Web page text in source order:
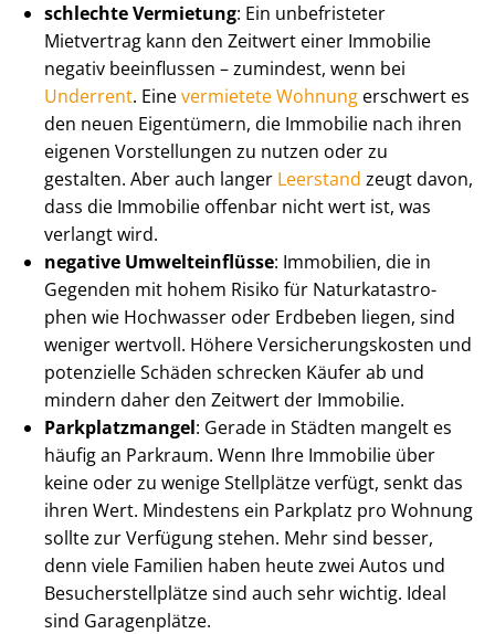
schlechte Vermietung: Ein unbefristeter
Mietvertrag kann den Zeitwert einer Immobilie
negativ beeinflussen – zumindest, wenn bei
Underrent. Einevermietete Wohnung erschwert es
den neuen Eigentümern, die Immobilie nach ihren
eigenen Vorstellungen zu nutzen oder zu
gestalten. Aber auch langer Leerstand zeugt davon,
dass die Immobilie offenbar nicht wert ist, was
verlangt wird.
negative Umwelteinflüsse: Immobilien, die in
Gegenden mit hohem Risiko für Na­tur­ka­ta­stro­
phen wie Hochwasser oder Erdbeben liegen, sind
weniger wertvoll. Höhere Ver­si­che­rungs­kos­ten und
potenzielle Schäden schrecken Käufer ab und
mindern daher den Zeitwert der Immobilie.
Parkplatzmangel: Gerade in Städten mangelt es
häufig an Parkraum. Wenn Ihre Immobilie über
keine oder zu wenige Stellplätze verfügt, senkt das
ihren Wert. Mindestens ein Parkplatz pro Wohnung
sollte zur Verfügung stehen. Mehr sind besser,
denn viele Familien haben heute zwei Autos und
Be­su­cher­stell­plät­ze sind auch sehr wichtig. Ideal
sind Garagenplätze.